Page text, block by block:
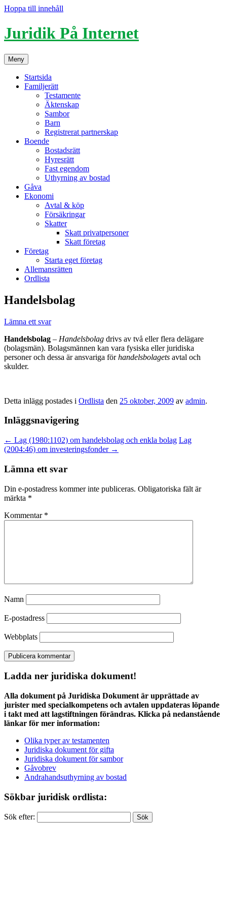
Hoppa till innehåll
Juridik På Internet
Meny
Startsida
Familjerätt
Testamente
Äktenskap
Sambor
Barn
Registrerat partnerskap
Boende
Bostadsrätt
Hyresrätt
Fast egendom
Uthyrning av bostad
Gåva
Ekonomi
Avtal & köp
Försäkringar
Skatter
Skatt privatpersoner
Skatt företag
Företag
Starta eget företag
Allemansrätten
Ordlista
Handelsbolag
Lämna ett svar
Handelsbolag – Handelsbolag drivs av två eller flera delägare
(bolagsmän). Bolagsmännen kan vara fysiska eller juridiska
personer och dessa är ansvariga förhandelsbolagets avtal och
skulder.
Detta inlägg postades i Ordlista den 25 oktober, 2009 av admin.
Inläggsnavigering
← Lag (1980:1102) om handelsbolag och enkla bolag Lag
(2004:46) om investeringsfonder →
Lämna ett svar
Din e-postadress kommer inte publiceras. Obligatoriska fält är
märkta *
Kommentar *
Namn
E-postadress
Webbplats
Ladda ner juridiska dokument!
Alla dokument på Juridiska Dokument är upprättade av
jurister med specialkompetens och avtalen uppdateras löpande
i takt med att lagstiftningen förändras. Klicka på nedanstående
länkar för mer information:
Olika typer av testamenten
Juridiska dokument för gifta
Juridiska dokument för sambor
Gåvobrev
Andrahandsuthyrning av bostad
Sökbar juridisk ordlista:
Sök efter: